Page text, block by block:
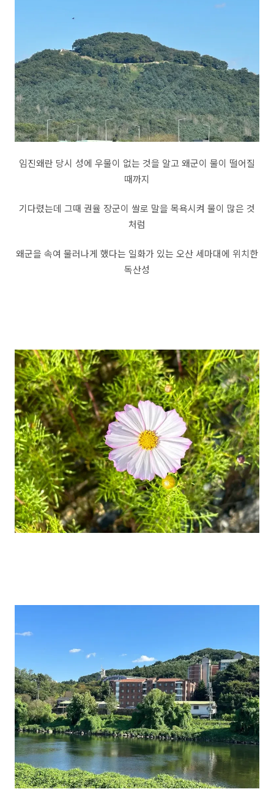
임진왜란 당시 성에 우물이 없는 것을 알고 왜군이 물이 떨어질
때까지
기다렸는데 그때 권율 장군이 쌀로 말을 목욕시켜 물이 많은 것
처럼
왜군을 속여 물러나게 했다는 일화가 있는 오산 세마대에 위치한
독산성